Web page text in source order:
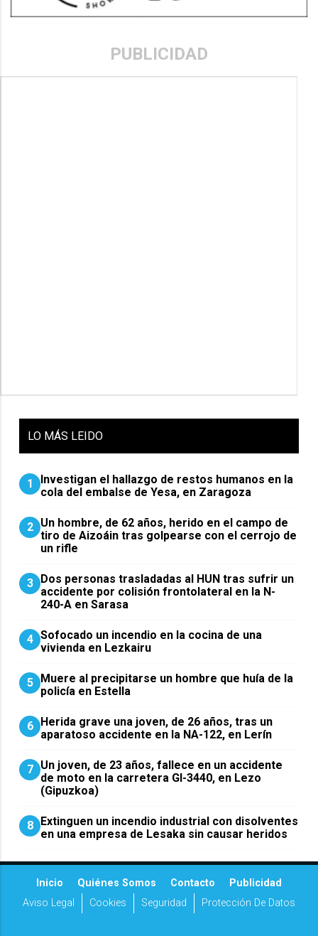
PUBLICIDAD
LO MÁS LEIDO
1
Investigan el hallazgo de restos humanos en la
cola del embalse de Yesa, en Zaragoza
2 Un hombre, de 62 años, herido en el campo de
tiro de Aizoáin tras golpearse con el cerrojo de
un rifle
3 ​Dos personas trasladadas al HUN tras sufrir un
accidente por colisión frontolateral en la N-
240-A en Sarasa
4 Sofocado un incendio en la cocina de una
vivienda en Lezkairu
5 Muere al precipitarse un hombre que huía de la
policía en Estella
6 Herida grave una joven, de 26 años, tras un
aparatoso accidente en la NA-122, en Lerín
7 Un joven, de 23 años, fallece en un accidente
de moto en la carretera GI-3440, en Lezo
(Gipuzkoa)
8 Extinguen un incendio industrial con disolventes
en una empresa de Lesaka sin causar heridos
Inicio Quiénes Somos Contacto
Publicidad
Aviso Legal
Cookies Seguridad Protección De Datos